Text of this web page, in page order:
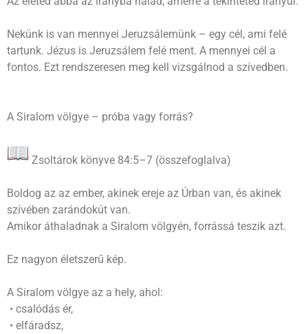
Nekünk is van mennyei Jeruzsálemünk – egy cél, ami felé
tartunk. Jézus is Jeruzsálem felé ment. A mennyei cél a
fontos. Ezt rendszeresen meg kell vizsgálnod a szívedben.
A Siralom völgye – próba vagy forrás?
Zsoltárok könyve 84:5–7 (összefoglalva)
Boldog az az ember, akinek ereje az Úrban van, és akinek
szívében zarándokút van.
Amikor áthaladnak a Siralom völgyén, forrássá teszik azt.
Ez nagyon életszerű kép.
A Siralom völgye az a hely, ahol:
• csalódás ér,
• elfáradsz,